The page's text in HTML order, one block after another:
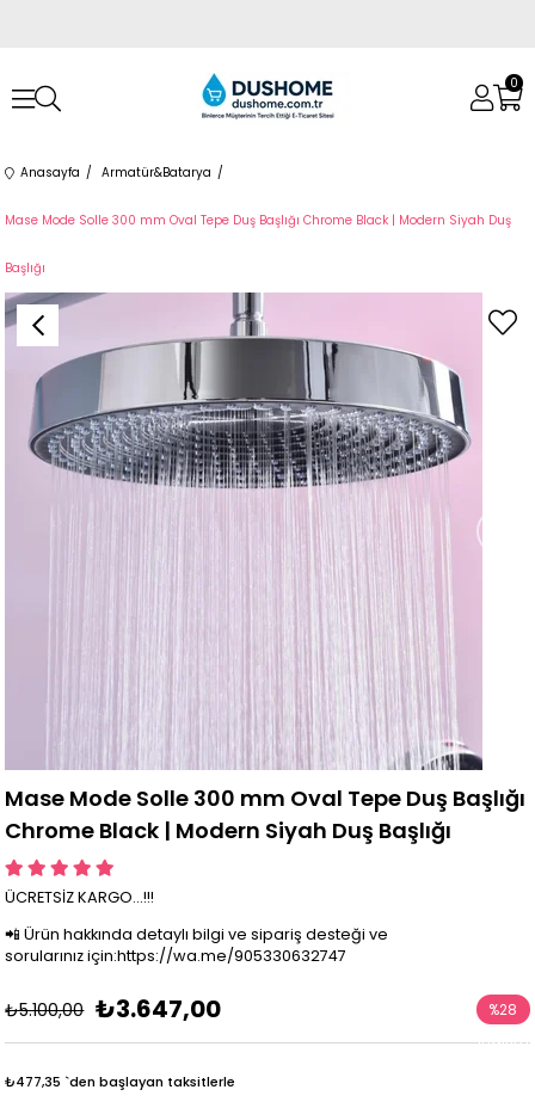
0
Anasayfa Armatür&Batarya
Mase Mode Solle 300 mm Oval Tepe Duş Başlığı Chrome Black | Modern Siyah Duş
Başlığı
Mase Mode Solle 300 mm Oval Tepe Duş Başlığı
Chrome Black | Modern Siyah Duş Başlığı
ÜCRETSİZ KARGO...!!!
📲 Ürün hakkında detaylı bilgi ve sipariş desteği ve
sorularınız için:https://wa.me/905330632747
₺5.100,00 ₺3.647,00 %28
İndirim
₺477,35 `den başlayan taksitlerle